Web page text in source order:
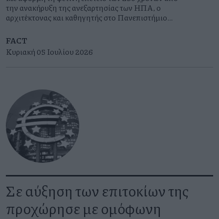
την ανακήρυξη της ανεξαρτησίας των ΗΠΑ, ο
αρχιτέκτονας και καθηγητής στο Πανεπιστήμιο
κατοικίες, σχεδιασμένες, βέβαια, από αρχιτέκτονες
για να μας αφηγηθεί την ιστορία των Ηνωμένων
Πολιτειών.
FACT
Κυριακή 05 Ιουλίου 2026
Σε αύξηση των επιτοκίων της
προχώρησε με ομόφωνη